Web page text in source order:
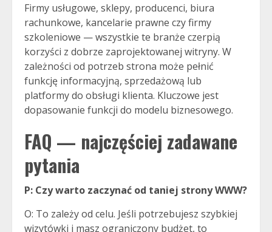
Firmy usługowe, sklepy, producenci, biura
rachunkowe, kancelarie prawne czy firmy
szkoleniowe — wszystkie te branże czerpią
korzyści z dobrze zaprojektowanej witryny. W
zależności od potrzeb strona może pełnić
funkcję informacyjną, sprzedażową lub
platformy do obsługi klienta. Kluczowe jest
dopasowanie funkcji do modelu biznesowego.
FAQ — najczęściej zadawane
pytania
P: Czy warto zaczynać od taniej strony WWW?
O: To zależy od celu. Jeśli potrzebujesz szybkiej
wizytówki i masz ograniczony budżet, to